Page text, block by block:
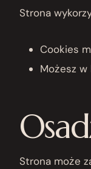
Strona
Cookies
Możesz
Strona może